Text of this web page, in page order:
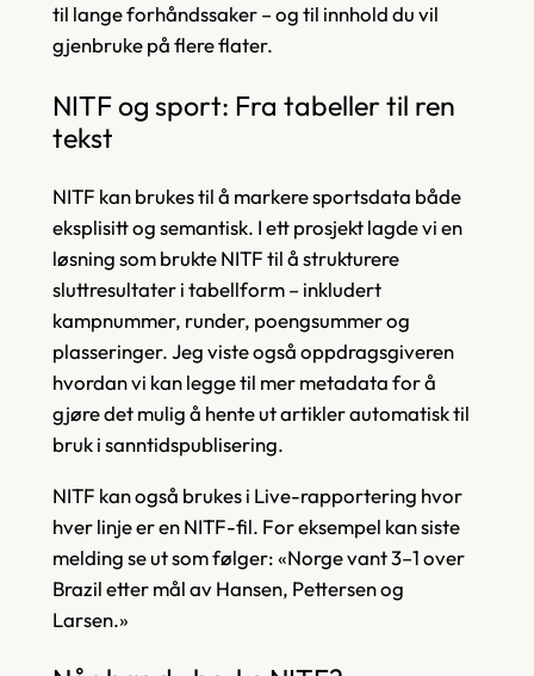
til lange forhåndssaker – og til innhold du vil
gjenbruke på flere flater.
NITF og sport: Fra tabeller til ren
tekst
NITF kan brukes til å markere sportsdata både
eksplisitt og semantisk. I ett prosjekt lagde vi en
løsning som brukte NITF til å strukturere
sluttresultater i tabellform – inkludert
kampnummer, runder, poengsummer og
plasseringer. Jeg viste også oppdragsgiveren
hvordan vi kan legge til mer metadata for å
gjøre det mulig å hente ut artikler automatisk til
bruk i sanntidspublisering.
NITF kan også brukes i Live-rapportering hvor
hver linje er en NITF-fil. For eksempel kan siste
melding se ut som følger: «Norge vant 3–1 over
Brazil etter mål av Hansen, Pettersen og
Larsen.»